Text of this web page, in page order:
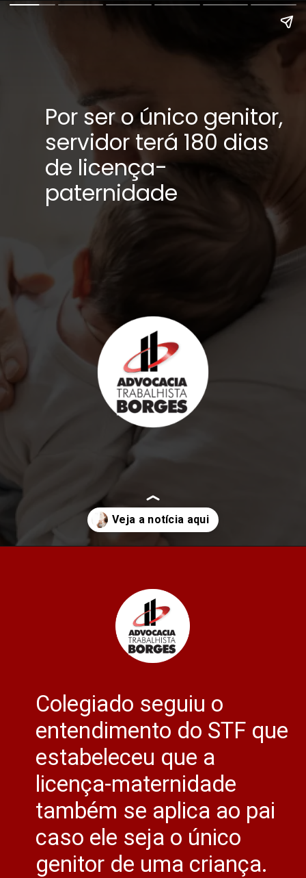
Por ser o único genitor,
servidor terá 180 dias
de licença-
paternidade
Colegiado seguiu o
entendimento do STF que
estabeleceu que a
licença-maternidade
também se aplica ao pai
caso ele seja o único
genitor de uma criança.